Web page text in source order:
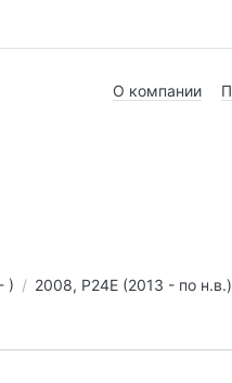
О компании
) 2008, P24E (2013 - по н.в.)